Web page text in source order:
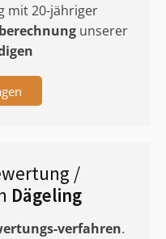
mit 20-jähriger
unserer
/
Dägeling
verfahren.